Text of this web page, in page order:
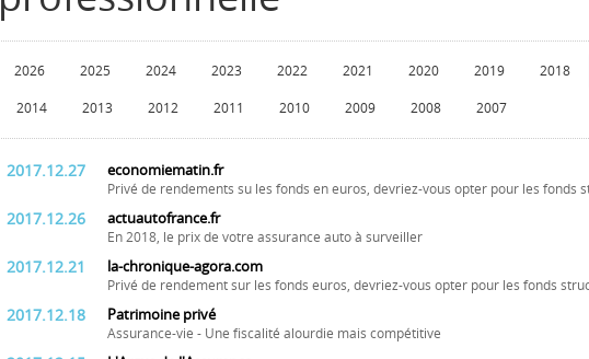
2026 2025 2024 2023 2022 2021 2020 2019 2018
2014 2013 2012 2011 2010 2009 2008 2007
2017.12.27 economiematin.fr
Privé de rendements su les fonds en euros, devriez-vous opter pour les fonds
2017.12.26 actuautofrance.fr
En 2018, le prix de votre assurance auto à surveiller
2017.12.21 la-chronique-agora.com
Privé de rendement sur les fonds euros, devriez-vous opter pour les fonds
2017.12.18 Patrimoine privé
Assurance-vie - Une fiscalité alourdie mais compétitive